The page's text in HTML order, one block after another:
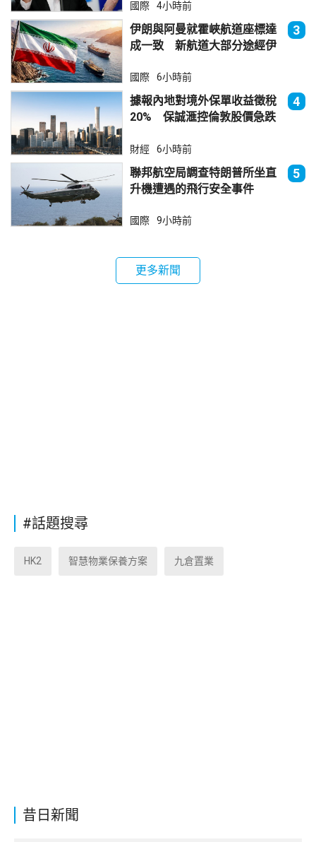
昔日新聞
國際 4小時前
伊朗與阿曼就霍峽航道座標達
成一致 新航道大部分途經伊
3
國際 6小時前
據報內地對境外保單收益徵稅
20% 保誠滙控倫敦股價急跌
4
財經 6小時前
聯邦航空局調查特朗普所坐直
升機遭遇的飛行安全事件
5
國際 9小時前
更多新聞
#話題搜尋
HK2 智慧物業保養方案 九倉置業